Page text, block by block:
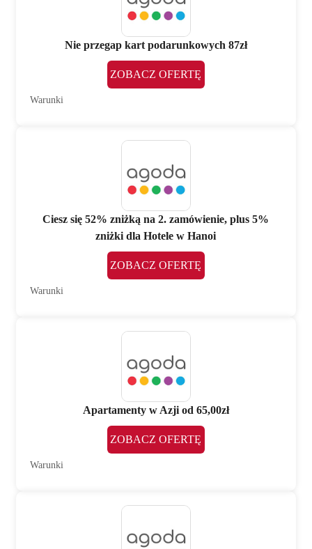
Nie przegap kart podarunkowych 87zł
ZOBACZ OFERTĘ
Warunki
Ciesz się 52% zniżką na 2. zamówienie, plus 5%
zniżki dla Hotele w Hanoi
ZOBACZ OFERTĘ
Warunki
Apartamenty w Azji od 65,00zł
ZOBACZ OFERTĘ
Warunki